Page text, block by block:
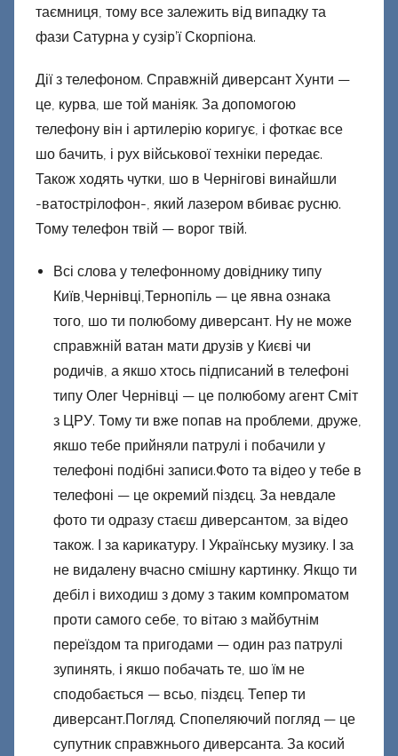
таємниця, тому все залежить від випадку та
фази Сатурна у сузір’ї Скорпіона.
Дії з телефоном. Справжній диверсант Хунти —
це, курва, ше той маніяк. За допомогою
телефону він і артилерію коригує, і фоткає все
шо бачить, і рух військової техніки передає.
Також ходять чутки, шо в Чернігові винайшли
-ватострілофон-, який лазером вбиває русню.
Тому телефон твій — ворог твій.
Всі слова у телефонному довіднику типу
Київ,Чернівці,Тернопіль — це явна ознака
того, шо ти полюбому диверсант. Ну не може
справжній ватан мати друзів у Києві чи
родичів, а якшо хтось підписаний в телефоні
типу Олег Чернівці — це полюбому агент Сміт
з ЦРУ. Тому ти вже попав на проблеми, друже,
якшо тебе прийняли патрулі і побачили у
телефоні подібні записи.Фото та відео у тебе в
телефоні — це окремий піздєц. За невдале
фото ти одразу стаєш диверсантом, за відео
також. І за карикатуру. І Українську музику. І за
не видалену вчасно смішну картинку. Якщо ти
дебіл і виходиш з дому з таким компроматом
проти самого себе, то вітаю з майбутнім
переїздом та пригодами — один раз патрулі
зупинять, і якшо побачать те, шо їм не
сподобається — всьо, піздєц. Тепер ти
диверсант.Погляд. Спопеляючий погляд — це
супутник справжнього диверсанта. За косий